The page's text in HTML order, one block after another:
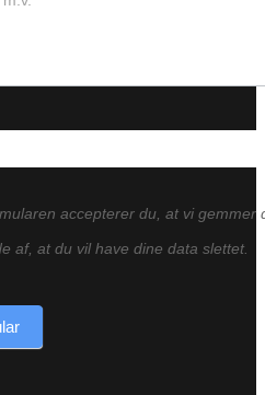
accepterer du, at vi gemmer
af, at du vil have dine data slettet.